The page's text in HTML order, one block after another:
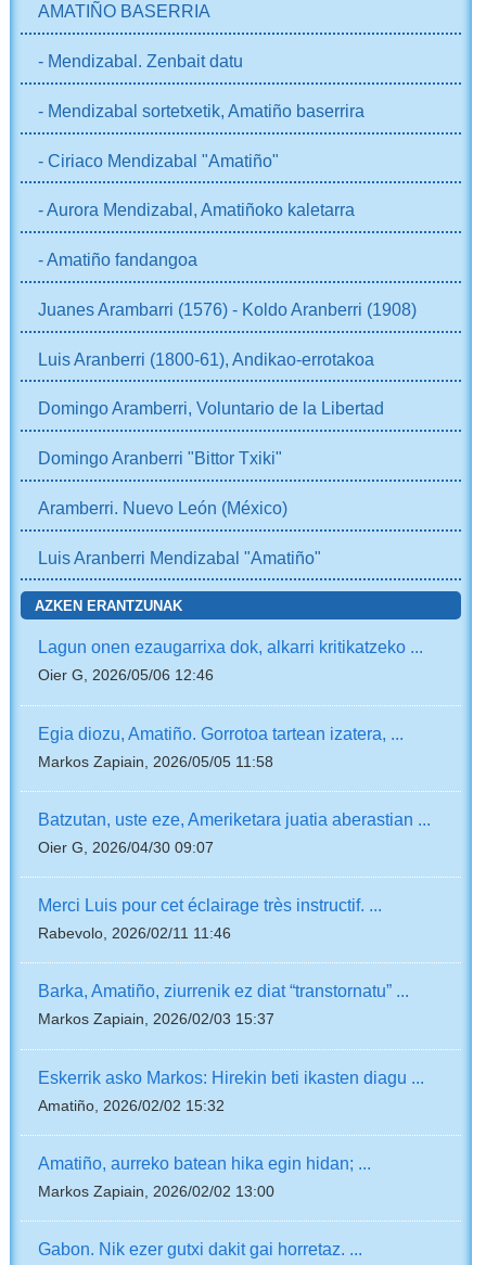
AMATIÑO BASERRIA
- Mendizabal. Zenbait datu
- Mendizabal sortetxetik, Amatiño baserrira
- Ciriaco Mendizabal "Amatiño"
- Aurora Mendizabal, Amatiñoko kaletarra
- Amatiño fandangoa
Juanes Arambarri (1576) - Koldo Aranberri (1908)
Luis Aranberri (1800-61), Andikao-errotakoa
Domingo Aramberri, Voluntario de la Libertad
Domingo Aranberri "Bittor Txiki"
Aramberri. Nuevo León (México)
Luis Aranberri Mendizabal "Amatiño"
AZKEN ERANTZUNAK
Lagun onen ezaugarrixa dok, alkarri kritikatzeko ...
Oier G, 2026/05/06 12:46
Egia diozu, Amatiño. Gorrotoa tartean izatera, ...
Markos Zapiain, 2026/05/05 11:58
Batzutan, uste eze, Ameriketara juatia aberastian ...
Oier G, 2026/04/30 09:07
Merci Luis pour cet éclairage très instructif. ...
Rabevolo, 2026/02/11 11:46
Barka, Amatiño, ziurrenik ez diat “transtornatu” ...
Markos Zapiain, 2026/02/03 15:37
Eskerrik asko Markos: Hirekin beti ikasten diagu ...
Amatiño, 2026/02/02 15:32
Amatiño, aurreko batean hika egin hidan; ...
Markos Zapiain, 2026/02/02 13:00
Gabon. Nik ezer gutxi dakit gai horretaz. ...